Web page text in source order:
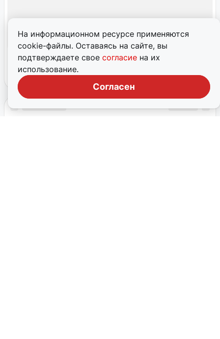
На информационном ресурсе применяются
cookie-файлы. Оставаясь на сайте, вы
подтверждаете свое согласие на их
использование.
Согласен